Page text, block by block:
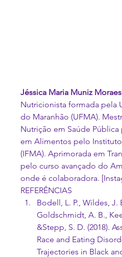
Jéssica Maria Muniz Moraes
Nutricionista formada pela
do Maranhão (UFMA).
Nutrição em Saúde Pública
em Alimentos pelo
(IFMA). Aprimorada em
pelo curso avançado do
onde é colaboradora. [
REFERÊNCIAS
Bodell, L. P., Wildes, J.
Goldschmidt, A. B.,
&Stepp, S. D. (2018).
Race and Eating
Trajectories in Black